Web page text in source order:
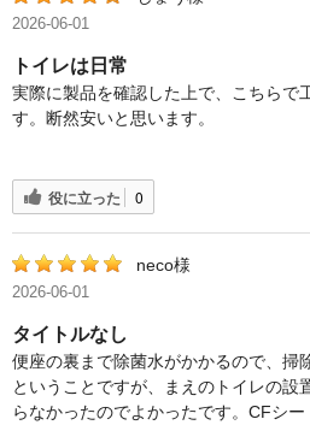
2026-06-01
トイレは日常
実際に製品を確認した上で、こちらで
す。断然安いと思います。
役に立った 0
neco様
2026-06-01
タイトルなし
便座の裏まで除菌水がかかるので、掃
ということですが、まえのトイレの設
らなかったのでよかったです。CFシ